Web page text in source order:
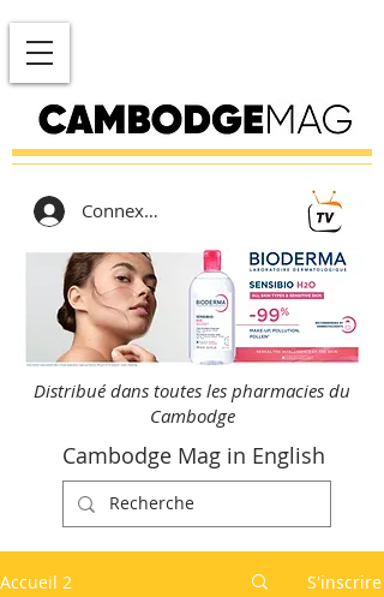
Connexion
Distribué dans toutes les pharmacies du
Cambodge
Cambodge Mag in English
Accueil 2 S'inscrire